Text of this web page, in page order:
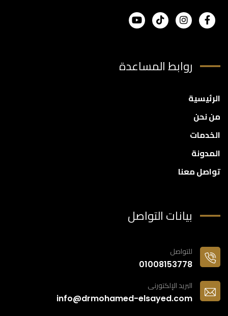
روابط المساعدة
الرئيسية
من نحن
الخدمات
المدونة
تواصل معنا
بيانات التواصل
للتواصل
01008153778
البريد الإلكتورنى
info@drmohamed-elsayed.com